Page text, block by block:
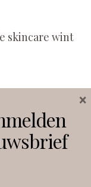
skincare wint
×